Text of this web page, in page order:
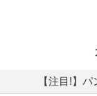
【注目!】